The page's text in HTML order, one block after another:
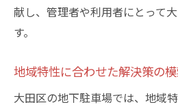
献し、管理者や利用者にとって
す。
地域特性に合わせた解決策の
大田区の地下駐車場では、地域